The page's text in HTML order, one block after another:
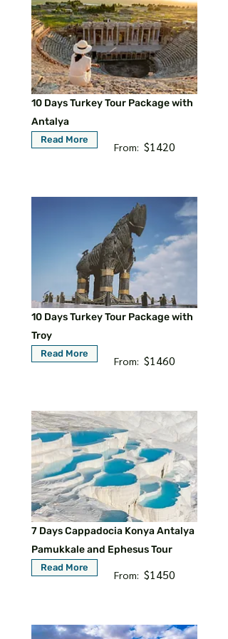
10 Days Turkey Tour Package with
Antalya
Read More
From: $1420
10 Days Turkey Tour Package with
Troy
Read More
From: $1460
7 Days Cappadocia Konya Antalya
Pamukkale and Ephesus Tour
Read More
From: $1450